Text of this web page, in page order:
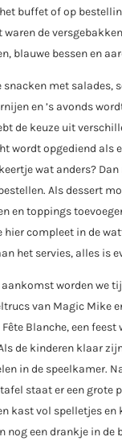
buffet of op
de
blauwe bessen en
met salades,
en ’s avonds
de keuze uit
wordt opgediend als
wat anders?
Als dessert
en toppings
hier compleet in de
het servies, alles is
aankomst worden we
van Magic Mike
Blanche, een feest
de kinderen klaar
in de speelkamer.
staat er een grote
kast vol spelletjes en
nog een drankje in de